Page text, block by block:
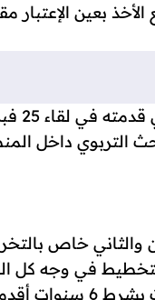
بعين الإعتبار
التربوي داخل
والثاني خاص
في وجه كل
الاجازة بما في ذلك